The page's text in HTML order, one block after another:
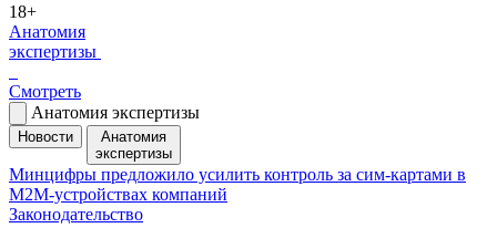
18+
Анатомия
экспертизы
Смотреть
Анатомия экспертизы
Новости
Анатомия
экспертизы
Минцифры предложило усилить контроль за сим-картами в
M2M-устройствах компаний
Законодательство